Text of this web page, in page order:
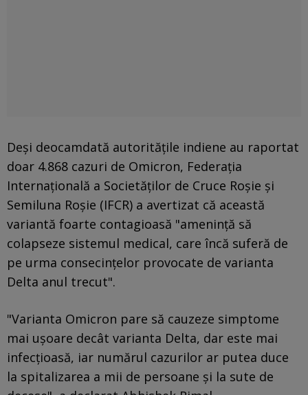
Deşi deocamdată autorităţile indiene au raportat
doar 4.868 cazuri de Omicron, Federaţia
Internaţională a Societăţilor de Cruce Roşie şi
Semiluna Roşie (IFCR) a avertizat că această
variantă foarte contagioasă "ameninţă să
colapseze sistemul medical, care încă suferă de
pe urma consecinţelor provocate de varianta
Delta anul trecut".
"Varianta Omicron pare să cauzeze simptome
mai uşoare decât varianta Delta, dar este mai
infecţioasă, iar numărul cazurilor ar putea duce
la spitalizarea a mii de persoane şi la sute de